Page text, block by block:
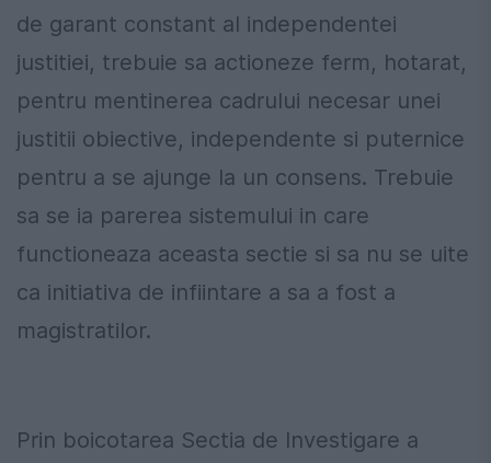
de garant constant al independentei
justitiei, trebuie sa actioneze ferm, hotarat,
pentru mentinerea cadrului necesar unei
justitii obiective, independente si puternice
pentru a se ajunge la un consens. Trebuie
sa se ia parerea sistemului in care
functioneaza aceasta sectie si sa nu se uite
ca initiativa de infiintare a sa a fost a
magistratilor.
Prin boicotarea Sectia de Investigare a